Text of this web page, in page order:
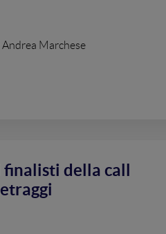
Andrea Marchese
della call